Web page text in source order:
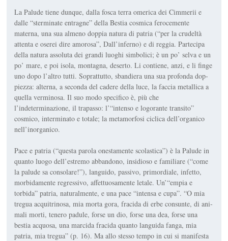
La Palude tiene dunque, dalla fosca terra omerica dei Cimmerii e
dalle “sterminate entragne” della Bestia cosmica ferocemente
materna, una sua almeno doppia natura di pa­tria (“per la crudeltà
attenta e oserei dire amorosa”,Dall’inferno) e di reg­gia. Partecipa
della natura assoluta dei grandi luoghi simbolici; è un po’ selva e un
po’ mare, e poi isola, monta­gna, deserto. Li contiene, anzi, e li finge
uno dopo l’altro tutti. Soprattut­to, sbandiera una sua profonda dop­
piezza: alterna, a seconda del cadere della luce, la faccia metallica a
quella verminosa. Il suo modo specifico è, più che
l’indeterminazione, il trapasso: l’“intenso e logorante transito”
cosmico, interminato e totale; la metamorfosi ciclica dell’organico
nell’inorganico.
Pace e patria (“questa parola onestamente scolastica”) è la Palude in
quan­to luogo dell’estremo abbandono, insi­dioso e familiare (“come
la palude sa consolare!”), languido, passivo, pri­mordiale, infetto,
morbidamente re­gressivo, affettuosamente letale. Un’“empia e
torbida” patria, natural­mente, e una pace “intensa e cupa”. “O mia
tregua acquitrinosa, mia morta gora, fracida di erbe consunte, di ani­
mali morti, tenero padule, forse un dio, forse una dea, forse una
bestia acquo­sa, una marcida fracida quanto languida fanga, mia
patria, mia tregua” (p. 16). Ma allo stesso tempo in cui si manifesta